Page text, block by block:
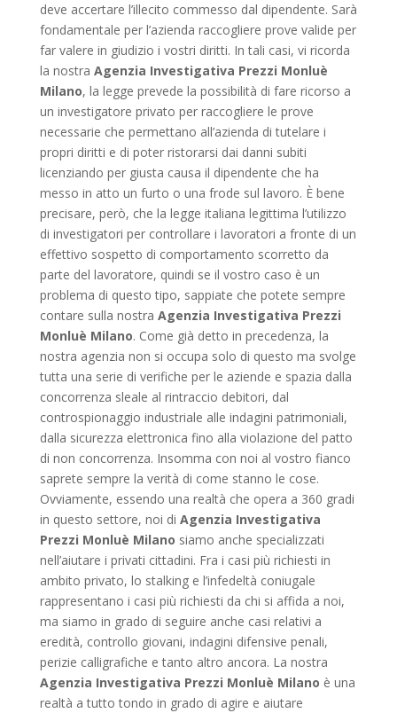
deve accertare l’illecito commesso dal dipendente. Sarà
fondamentale per l’azienda raccogliere prove valide per
far valere in giudizio i vostri diritti. In tali casi, vi ricorda
la nostra Agenzia Investigativa Prezzi Monluè
Milano, la legge prevede la possibilità di fare ricorso a
un investigatore privato per raccogliere le prove
necessarie che permettano all’azienda di tutelare i
propri diritti e di poter ristorarsi dai danni subiti
licenziando per giusta causa il dipendente che ha
messo in atto un furto o una frode sul lavoro. È bene
precisare, però, che la legge italiana legittima l’utilizzo
di investigatori per controllare i lavoratori a fronte di un
effettivo sospetto di comportamento scorretto da
parte del lavoratore, quindi se il vostro caso è un
problema di questo tipo, sappiate che potete sempre
contare sulla nostra Agenzia Investigativa Prezzi
Monluè Milano. Come già detto in precedenza, la
nostra agenzia non si occupa solo di questo ma svolge
tutta una serie di verifiche per le aziende e spazia dalla
concorrenza sleale al rintraccio debitori, dal
controspionaggio industriale alle indagini patrimoniali,
dalla sicurezza elettronica fino alla violazione del patto
di non concorrenza. Insomma con noi al vostro fianco
saprete sempre la verità di come stanno le cose.
Ovviamente, essendo una realtà che opera a 360 gradi
in questo settore, noi di Agenzia Investigativa
Prezzi Monluè Milano siamo anche specializzati
nell’aiutare i privati cittadini. Fra i casi più richiesti in
ambito privato, lo stalking e l’infedeltà coniugale
rappresentano i casi più richiesti da chi si affida a noi,
ma siamo in grado di seguire anche casi relativi a
eredità, controllo giovani, indagini difensive penali,
perizie calligrafiche e tanto altro ancora. La nostra
Agenzia Investigativa Prezzi Monluè Milano è una
realtà a tutto tondo in grado di agire e aiutare